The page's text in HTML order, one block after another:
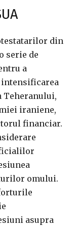
din
serie de
a
intensificarea
iraniene,
financiar.
omului.
asupra